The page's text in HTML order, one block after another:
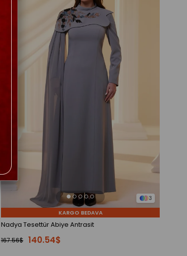
3
KARGO BEDAVA
Nadya Tesettür Abiye Antrasit
140.54$
167.56$